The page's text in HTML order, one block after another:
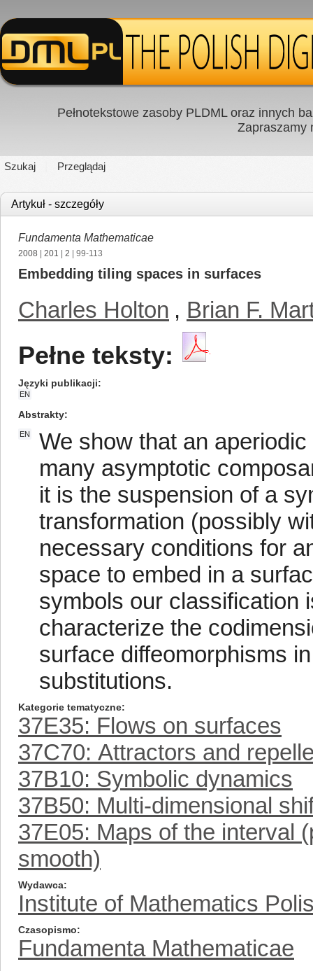
Pełnotekstowe zasoby PLDML oraz innych
Zapraszamy
Szukaj Przeglądaj
Artykuł - szczegóły
Fundamenta Mathematicae
2008 201 2 | 99-113
Embedding tiling spaces in surfaces
Charles Holton , Brian F.
Pełne teksty:
Języki publikacji
EN
Abstrakty
EN
We show that an
many asymptotic
it is the suspension of a
transformation (possibly
necessary conditions for
space to embed in a
symbols our classification
characterize the
surface diffeomorphisms
substitutions.
Kategorie tematyczne
37E35: Flows on surfaces
37C70: Attractors and
37B10: Symbolic dynamics
37B50: Multi-dimensional
37E05: Maps of the interval
smooth)
Wydawca
Institute of Mathematics
Czasopismo
Fundamenta Mathematicae